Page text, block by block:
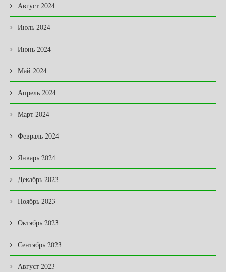
Август 2024
Июль 2024
Июнь 2024
Май 2024
Апрель 2024
Март 2024
Февраль 2024
Январь 2024
Декабрь 2023
Ноябрь 2023
Октябрь 2023
Сентябрь 2023
Август 2023